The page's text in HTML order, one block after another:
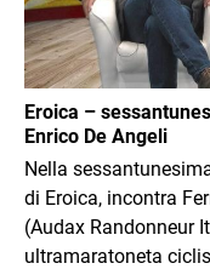
Eroica –
Enrico De Angeli
Nella
di Eroica, incontra
(Audax Randonneur
ultramaratoneta